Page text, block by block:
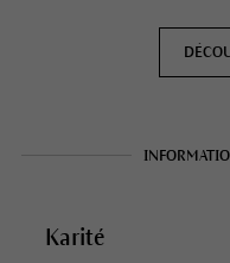
Karité